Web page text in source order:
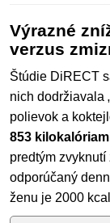
Výrazné
verzus
Štúdie DiRECT
nich dodržiavala
polievok a
853
predtým zvyknutí
odporúčaný
ženu je 2000